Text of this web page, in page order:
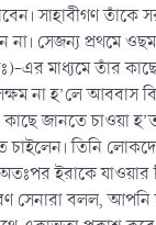
সাহাবীগণ তাঁকে
সেজন্য প্রথমে
এর মাধ্যমে তাঁর
না হ’লে আববাস
জানতে চাওয়া
চাইলেন। তিনি
ইরাকে যাওয়ার
সেনারা বলল,